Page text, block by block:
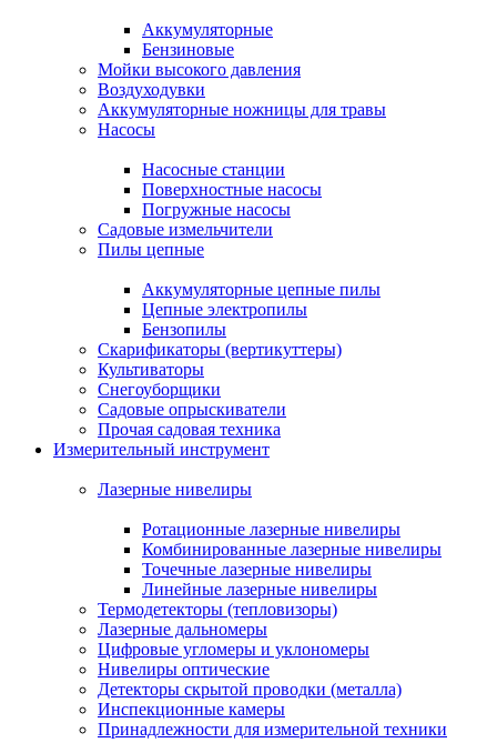
Аккумуляторные
Бензиновые
Мойки высокого давления
Воздуходувки
Аккумуляторные ножницы для травы
Насосы
Насосные станции
Поверхностные насосы
Погружные насосы
Садовые измельчители
Пилы цепные
Аккумуляторные цепные пилы
Цепные электропилы
Бензопилы
Скарификаторы (вертикуттеры)
Культиваторы
Снегоуборщики
Садовые опрыскиватели
Прочая садовая техника
Измерительный инструмент
Лазерные нивелиры
Ротационные лазерные нивелиры
Комбинированные лазерные нивелиры
Точечные лазерные нивелиры
Линейные лазерные нивелиры
Термодетекторы (тепловизоры)
Лазерные дальномеры
Цифровые угломеры и уклономеры
Нивелиры оптические
Детекторы скрытой проводки (металла)
Инспекционные камеры
Принадлежности для измерительной техники